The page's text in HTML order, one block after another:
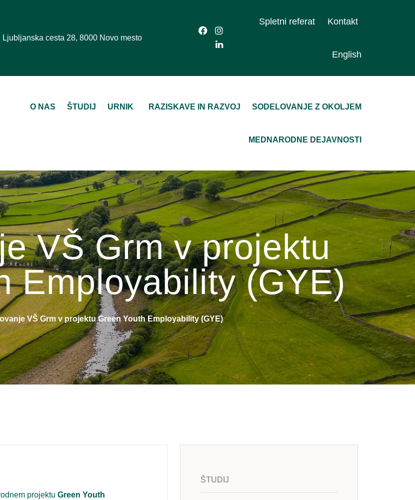
Ljubljanska cesta 28, 8000 Novo mesto
Spletni referat Kontakt
English
O NAS ŠTUDIJ URNIK RAZISKAVE IN RAZVOJ SODELOVANJE Z OKOLJEM
MEDNARODNE DEJAVNOSTI
VŠ Grm v projektu
Employability (GYE)
VŠ Grm v projektu Green Youth Employability (GYE)
projektu Green Youth
ŠTUDIJ